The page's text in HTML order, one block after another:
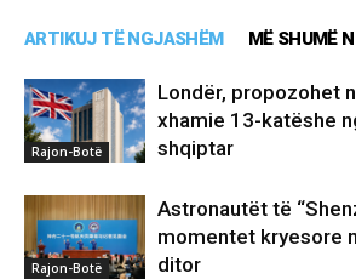
ARTIKUJ TË NGJASHËM MË SHUMË
Rajon-Botë
Londër, propozohet
xhamie 13-katëshe
shqiptar
Rajon-Botë
Astronautët të
momentet kryesore
ditor